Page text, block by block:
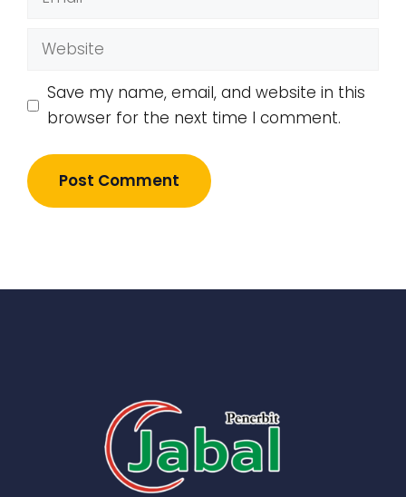
Website
Save my name, email, and website in this
browser for the next time I comment.